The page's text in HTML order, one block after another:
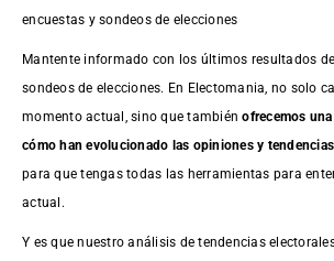
encuestas y sondeos de elecciones
Mantente informado con los últimos resultados
sondeos de elecciones. En Electomania, no solo
momento actual, sino que tambiénofrecemos
cómo han evolucionado las opiniones y
para que tengas todas las herramientas para
actual.
Y es que nuestro análisis de tendencias